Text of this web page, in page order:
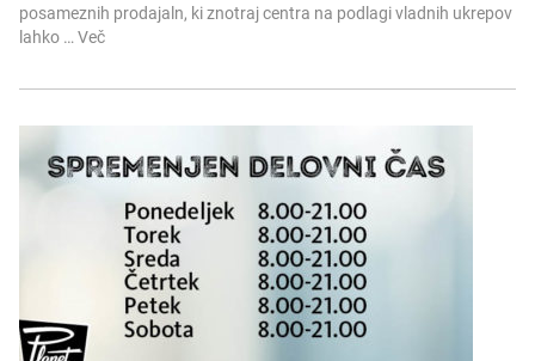
posameznih prodajaln, ki znotraj centra na podlagi vladnih ukrepov
lahko … Več